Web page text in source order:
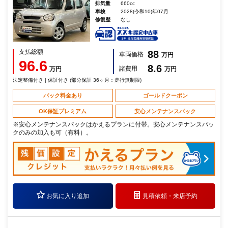
排気量
660cc
車検
2028(令和10)年07月
修復歴
なし
支払総額
96.6 万円
車両価格 88 万円
諸費用
8.6 万円
法定整備付き | 保証付き (部分保証 36ヶ月：走行無制限)
パック料金あり ゴールドクーポン
OK保証プレミアム 安心メンテナンスパック
※安心メンテナンスパックはかえるプランに付帯。安心メンテナンスパッ
クのみの加入も可（有料）。
お気に入り追加 見積依頼・来店予約